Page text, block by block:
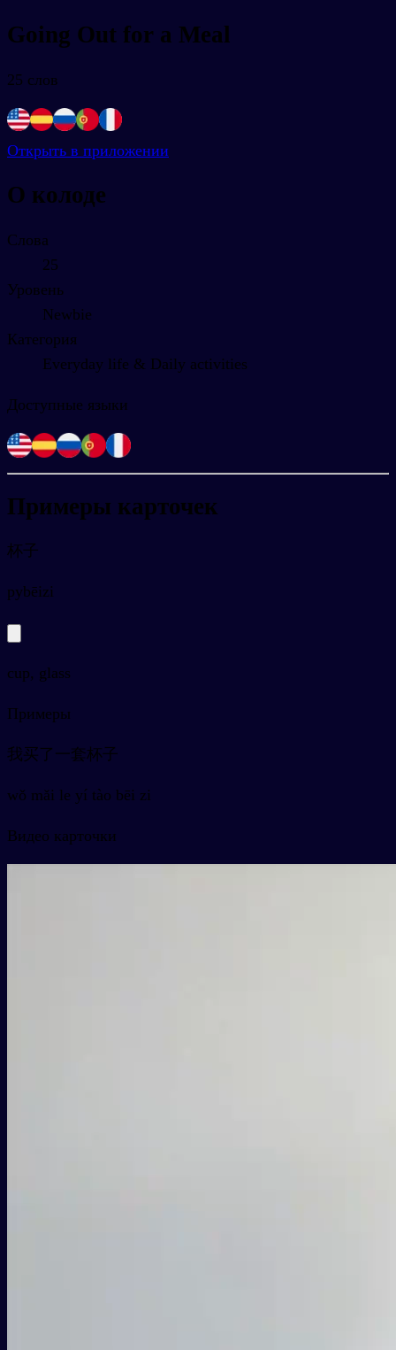
Going Out for a Meal
25 слов
Открыть в приложении
О колоде
Слова
25
Уровень
Newbie
Категория
Everyday life & Daily activities
Доступные языки
Примеры карточек
杯子
pybēizi
cup, glass
Примеры
我买了一套杯子
wǒ mǎi le yí tào bēi zi
Видео карточки